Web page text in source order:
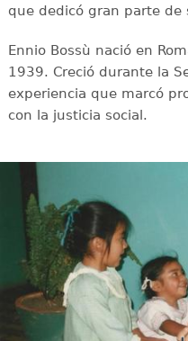
que dedicó gran parte
Ennio Bossù nació en
1939. Creció durante la
experiencia que marcó
con la justicia social.